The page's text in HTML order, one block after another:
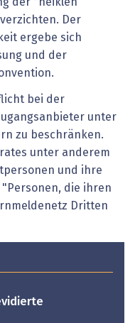
Der
ergebe sich
und der
bei der
unter
zu beschränken.
unter anderem
und ihre
"Personen, die ihren
Dritten